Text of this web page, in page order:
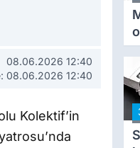
08.06.2026 12:40
08.06.2026 12:40
Kolektif’in